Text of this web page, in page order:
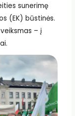
sunerimę
(EK) būstinės.
– į